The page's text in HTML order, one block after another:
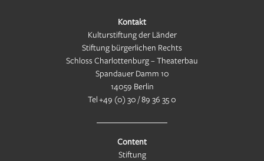
Kontakt
Kulturstiftung der Länder
Stiftung bürgerlichen Rechts
Schloss Charlottenburg – Theaterbau
Spandauer Damm 10
14059 Berlin
Tel+49 (0) 30 / 89 36 35 0
Content
Stiftung